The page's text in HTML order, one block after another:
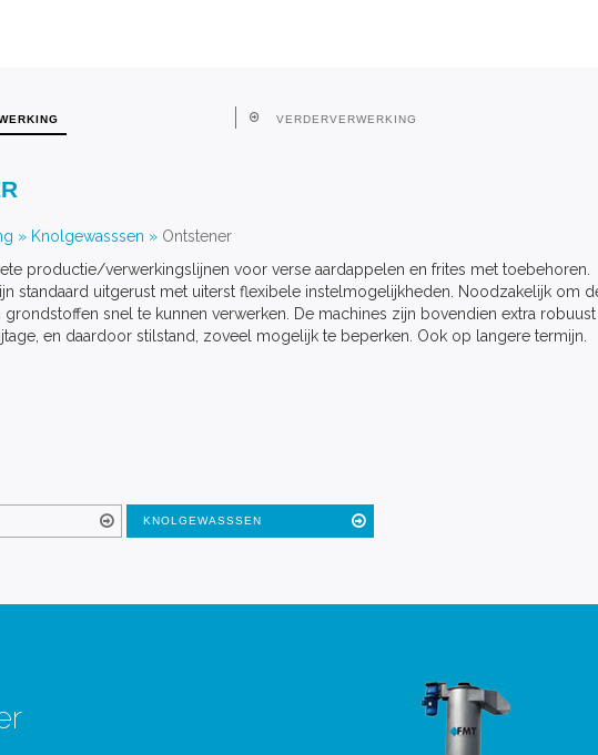
VERDERVERWERKING
» Knolgewasssen » Ontstener
productie/verwerkingslijnen voor verse aardappelen en frites met toebehoren.
standaard uitgerust met uiterst flexibele instelmogelijkheden. Noodzakelijk om
grondstoffen snel te kunnen verwerken. De machines zijn bovendien extra robuust
en daardoor stilstand, zoveel mogelijk te beperken. Ook op langere termijn.
KNOLGEWASSSEN